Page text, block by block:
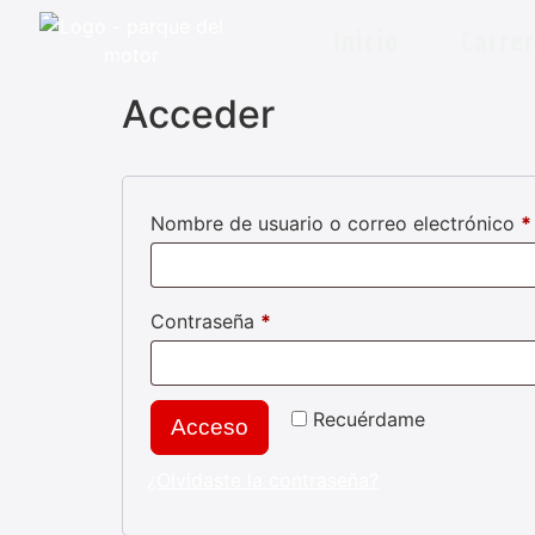
Acceder
Nombre de usuario o correo electrónico *
Contraseña *
Recuérdame
Acceso